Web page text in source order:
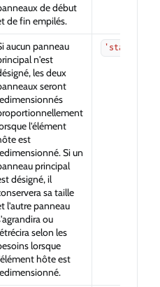
de début
de fin empilés.
aucun panneau
n'est
les deux
seront
l'élément
est
Si un
principal
désigné, il
sa taille
l'autre panneau
ou
selon les
lorsque
hôte est
'start' |